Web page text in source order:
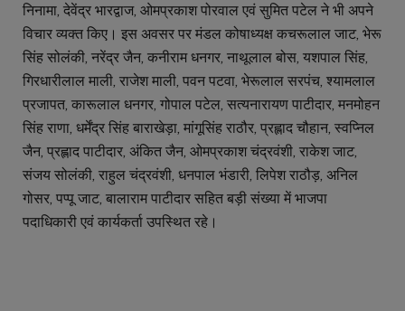
निनामा, देवेंद्र भारद्वाज, ओमप्रकाश पोरवाल एवं सुमित पटेल ने भी अपने
विचार व्यक्त किए। इस अवसर पर मंडल कोषाध्यक्ष कचरूलाल जाट, भेरू
सिंह सोलंकी, नरेंद्र जैन, कनीराम धनगर, नाथूलाल बोस, यशपाल सिंह,
गिरधारीलाल माली, राजेश माली, पवन पटवा, भेरूलाल सरपंच, श्यामलाल
प्रजापत, कारूलाल धनगर, गोपाल पटेल, सत्यनारायण पाटीदार, मनमोहन
सिंह राणा, धर्मेंद्र सिंह बाराखेड़ा, मांगूसिंह राठौर, प्रह्लाद चौहान, स्वप्निल
जैन, प्रह्लाद पाटीदार, अंकित जैन, ओमप्रकाश चंद्रवंशी, राकेश जाट,
संजय सोलंकी, राहुल चंद्रवंशी, धनपाल भंडारी, लिपेश राठौड़, अनिल
गोसर, पप्पू जाट, बालाराम पाटीदार सहित बड़ी संख्या में भाजपा
पदाधिकारी एवं कार्यकर्ता उपस्थित रहे।